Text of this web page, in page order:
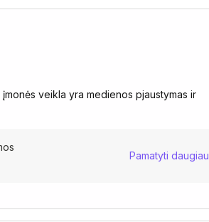
veikla yra medienos pjaustymas ir
Pamatyti daugiau